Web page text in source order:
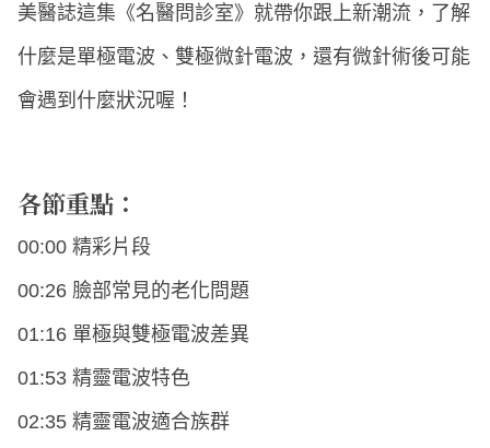
美醫誌這集《名醫問診室》就帶你跟上新潮流，了解
什麼是單極電波、雙極微針電波，還有微針術後可能
會遇到什麼狀況喔！
各節重點：
00:00 精彩片段
00:26 臉部常見的老化問題
01:16 單極與雙極電波差異
01:53 精靈電波特色
02:35 精靈電波適合族群